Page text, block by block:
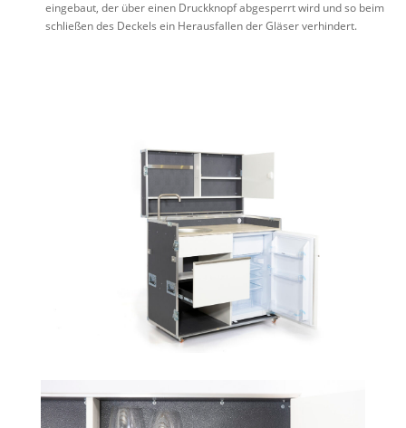
eingebaut, der über einen Druckknopf abgesperrt wird und so beim
schließen des Deckels ein Herausfallen der Gläser verhindert.